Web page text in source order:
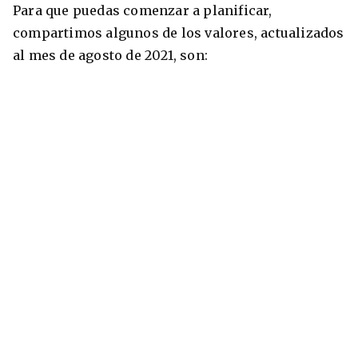
Para que puedas comenzar a planificar,
compartimos algunos de los valores, actualizados
al mes de agosto de 2021, son: